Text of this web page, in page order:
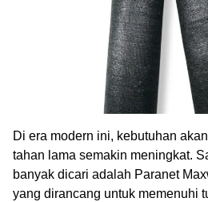
Di era modern ini, kebutuhan
tahan lama semakin meningkat.
banyak dicari adalah Paranet
yang dirancang untuk memenuhi